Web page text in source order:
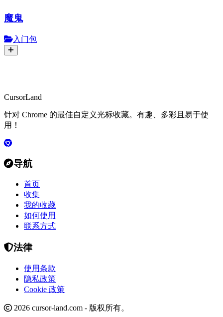
魔鬼
入门包
CursorLand
针对 Chrome 的最佳自定义光标收藏。有趣、多彩且易于使
用！
导航
首页
收集
我的收藏
如何使用
联系方式
法律
使用条款
隐私政策
Cookie 政策
2026 cursor-land.com - 版权所有。